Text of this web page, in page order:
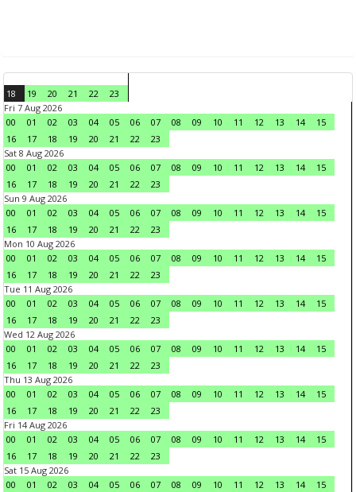
18 19 20 21 22
23
Fri 7 Aug 2026
00
01 02 03 04 05 06 07 08 09 10 11 12 13 14
15
16
17 18 19 20 21 22
23
Sat 8 Aug 2026
00
01 02 03 04 05 06 07 08 09 10 11 12 13 14
15
16
17 18 19 20 21 22
23
Sun 9 Aug 2026
00
01 02 03 04 05 06 07 08 09 10 11 12 13 14
15
16
17 18 19 20 21 22
23
Mon 10 Aug 2026
00
01 02 03 04 05 06 07 08 09 10 11 12 13 14
15
16
17 18 19 20 21 22
23
Tue 11 Aug 2026
00
01 02 03 04 05 06 07 08 09 10 11 12 13 14
15
16
17 18 19 20 21 22
23
Wed 12 Aug 2026
00
01 02 03 04 05 06 07 08 09 10 11 12 13 14
15
16
17 18 19 20 21 22
23
Thu 13 Aug 2026
00
01 02 03 04 05 06 07 08 09 10 11 12 13 14
15
16
17 18 19 20 21 22
23
Fri 14 Aug 2026
00
01 02 03 04 05 06 07 08 09 10 11 12 13 14
15
16
17 18 19 20 21 22
23
Sat 15 Aug 2026
00
01 02 03 04 05 06 07 08 09 10 11 12 13 14 15